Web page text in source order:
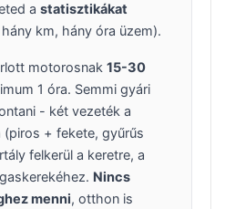
a statisztikákat
km, hány óra üzem).
motorosnak 15-30
1 óra. Semmi gyári
- két vezeték a
+ fekete, gyűrűs
felkerül a keretre, a
Nincs
menni, otthon is